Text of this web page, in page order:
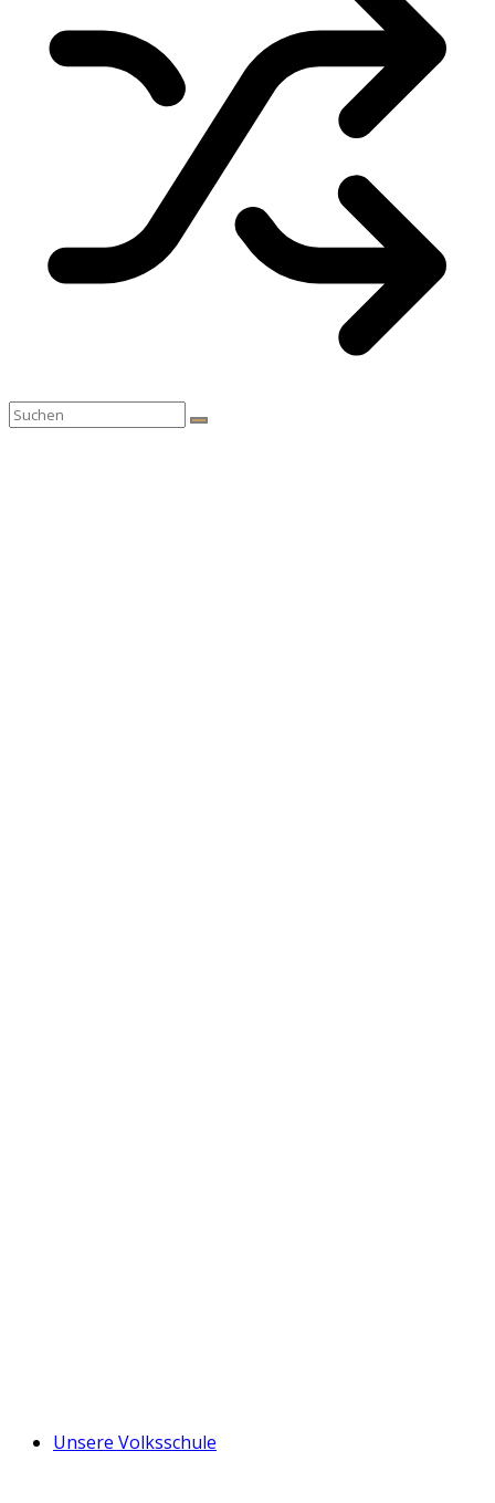
Unsere Volksschule